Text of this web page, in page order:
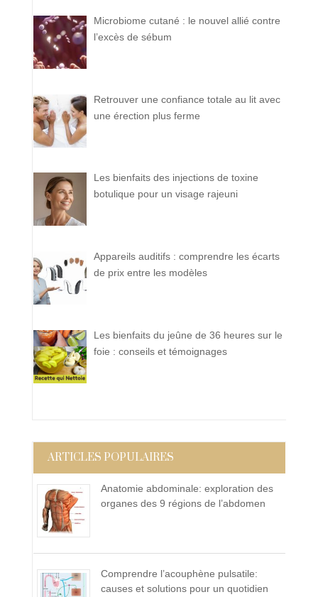
Microbiome cutané : le nouvel allié contre
l’excès de sébum
Retrouver une confiance totale au lit avec
une érection plus ferme
Les bienfaits des injections de toxine
botulique pour un visage rajeuni
Appareils auditifs : comprendre les écarts
de prix entre les modèles
Les bienfaits du jeûne de 36 heures sur le
foie : conseils et témoignages
ARTICLES POPULAIRES
Anatomie abdominale: exploration des
organes des 9 régions de l’abdomen
Comprendre l’acouphène pulsatile:
causes et solutions pour un quotidien